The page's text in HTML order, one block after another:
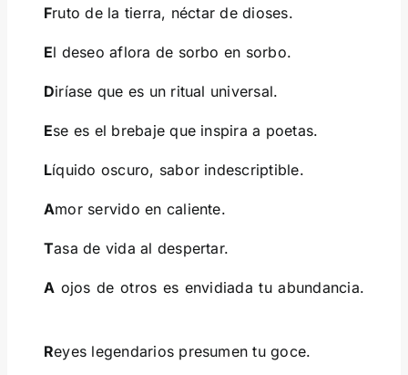
Fruto de la tierra, néctar de dioses.
El deseo aflora de sorbo en sorbo.
Diríase que es un ritual universal.
Ese es el brebaje que inspira a poetas.
Líquido oscuro, sabor indescriptible.
Amor servido en caliente.
Tasa de vida al despertar.
A ojos de otros es envidiada tu abundancia.
Reyes legendarios presumen tu goce.